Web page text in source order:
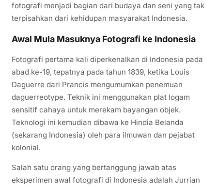
fotografi menjadi bagian dari budaya dan seni yang tak
terpisahkan dari kehidupan masyarakat Indonesia.
Awal Mula Masuknya Fotografi ke Indonesia
Fotografi pertama kali diperkenalkan di Indonesia pada
abad ke-19, tepatnya pada tahun 1839, ketika Louis
Daguerre dari Prancis mengumumkan penemuan
daguerreotype. Teknik ini menggunakan plat logam
sensitif cahaya untuk merekam bayangan objek.
Teknologi ini kemudian dibawa ke Hindia Belanda
(sekarang Indonesia) oleh para ilmuwan dan pejabat
kolonial.
Salah satu orang yang bertanggung jawab atas
eksperimen awal fotografi di Indonesia adalah Jurrian